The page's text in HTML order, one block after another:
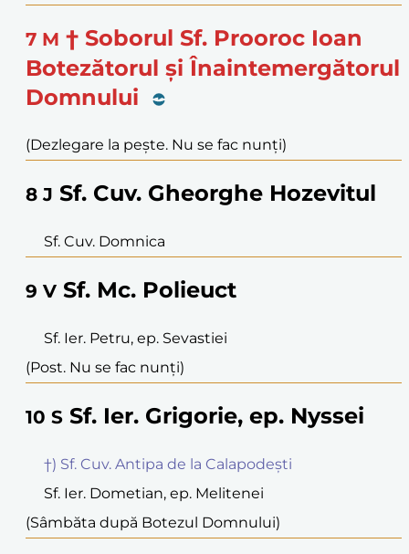
7 M † Soborul Sf. Prooroc Ioan
Botezătorul și Înaintemergătorul
Domnului
(Dezlegare la pește. Nu se fac nunți)
8 J Sf. Cuv. Gheorghe Hozevitul
Sf. Cuv. Domnica
9 V Sf. Mc. Polieuct
Sf. Ier. Petru, ep. Sevastiei
(Post. Nu se fac nunți)
10 S Sf. Ier. Grigorie, ep. Nyssei
†) Sf. Cuv. Antipa de la Calapodești
Sf. Ier. Dometian, ep. Melitenei
(Sâmbăta după Botezul Domnului)